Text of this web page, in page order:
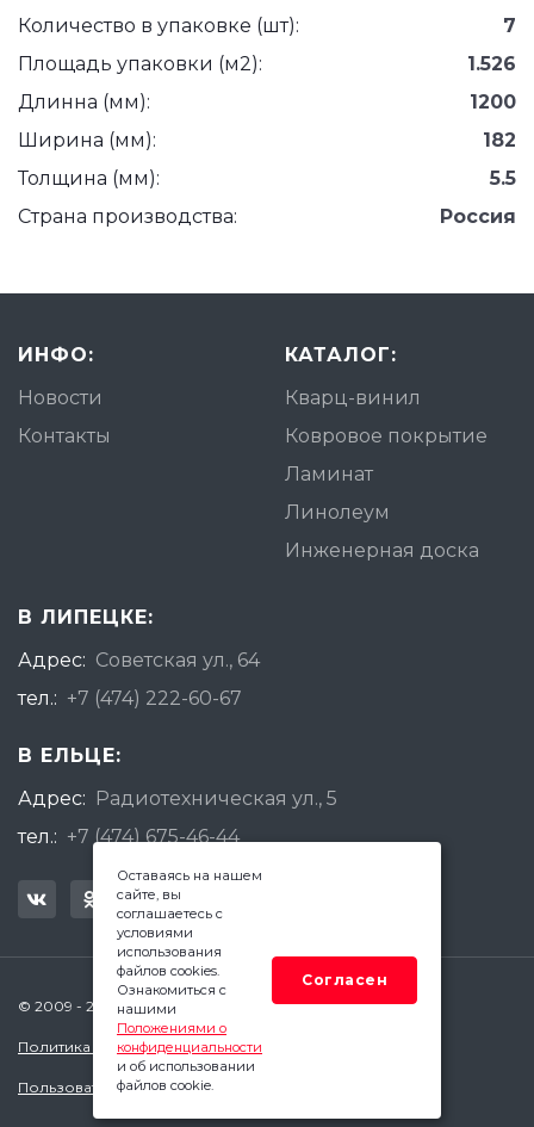
Количество в упаковке (шт):
7
Площадь упаковки (м2):
1.526
Длинна (мм):
1200
Ширина (мм):
182
Толщина (мм):
5.5
Страна производства:
Россия
ИНФО:
Новости
Контакты
КАТАЛОГ:
Кварц-винил
Ковровое покрытие
Ламинат
Линолеум
Инженерная доска
В ЛИПЕЦКЕ:
Адрес: Советская ул., 64
тел.: +7 (474) 222-60-67
В ЕЛЬЦЕ:
Адрес: Радиотехническая ул., 5
тел.: +7 (474) 675-46-44
© 2009 - 2026 Квадратный Метр - Липецк
Политика конфиденциальности
Пользовательское соглашение
Оставаясь на нашем
сайте, вы
соглашаетесь с
условиями
использования
файлов cookies.
Ознакомиться с
нашими
Положениями о
конфиденциальности
и об использовании
файлов cookie.
Согласен